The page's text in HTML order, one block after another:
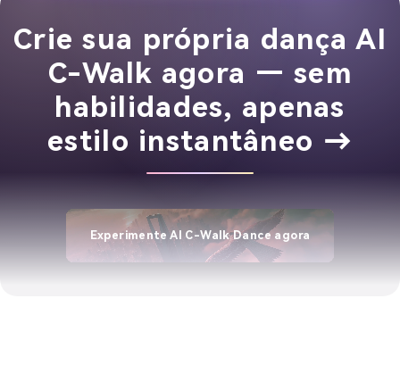
Crie sua própria dança AI
C-Walk agora — sem
habilidades, apenas
estilo instantâneo →
Experimente AI C-Walk Dance agora